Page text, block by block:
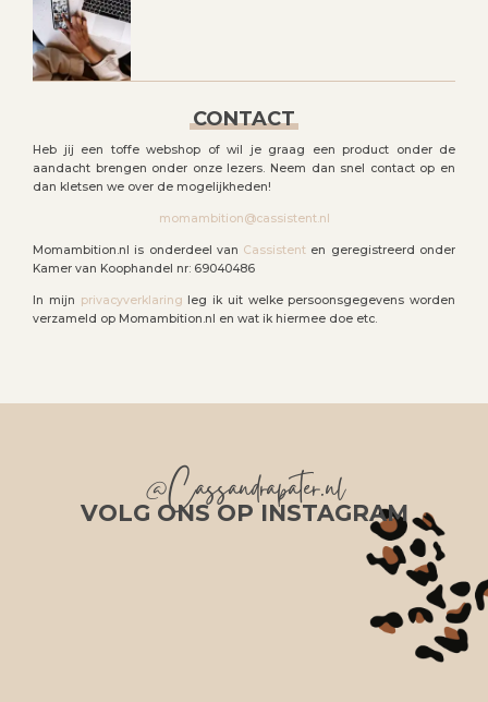
CONTACT
Heb jij een toffe webshop of wil je graag een product onder de
aandacht brengen onder onze lezers. Neem dan snel contact op en
dan kletsen we over de mogelijkheden!
momambition@cassistent.nl
Momambition.nl is onderdeel van Cassistent en geregistreerd onder
Kamer van Koophandel nr: 69040486
In mijn privacyverklaring leg ik uit welke persoonsgegevens worden
verzameld op Momambition.nl en wat ik hiermee doe etc.
@Cassandrapater.nl
VOLG ONS OP INSTAGRAM